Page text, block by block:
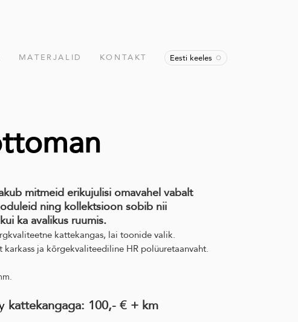
MATERJALID KONTAKT Eesti keeles
mitmeid erikujulisi omavahel vabalt
ning kollektsioon sobib nii
ka avalikus ruumis.
kattekangas, lai toonide valik.
karkass ja kõrgekvaliteediline HR polüuretaanvaht.
kattekangaga: 100,- € + km